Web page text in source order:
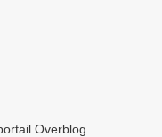
Overblog